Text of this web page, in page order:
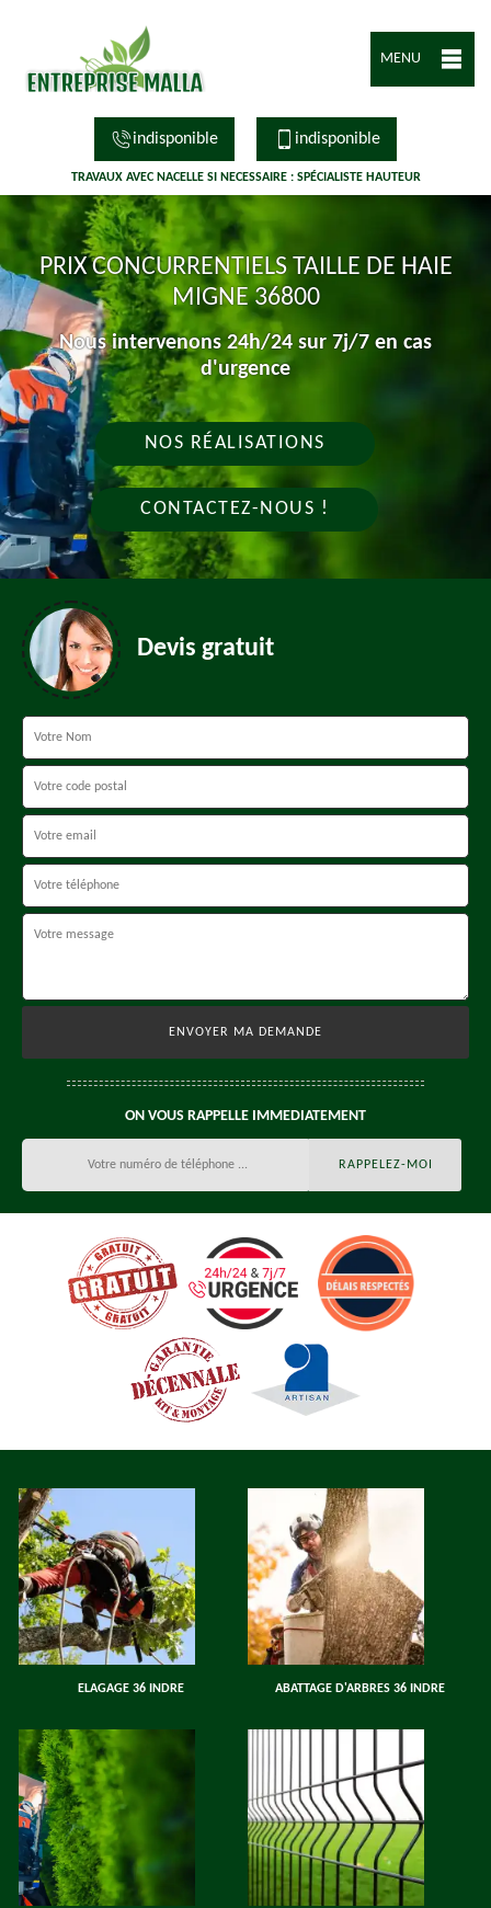
MENU
indisponible indisponible
TRAVAUX AVEC NACELLE SI NECESSAIRE : SPÉCIALISTE HAUTEUR
PRIX CONCURRENTIELS TAILLE DE HAIE
MIGNE 36800
Nous intervenons 24h/24 sur 7j/7 en cas
d'urgence
NOS RÉALISATIONS
CONTACTEZ-NOUS !
Devis gratuit
ON VOUS RAPPELLE IMMEDIATEMENT
ELAGAGE 36 INDRE ABATTAGE D'ARBRES 36 INDRE